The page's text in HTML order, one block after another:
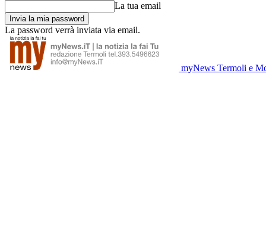
La tua email
La password verrà inviata via email.
myNews Termoli e